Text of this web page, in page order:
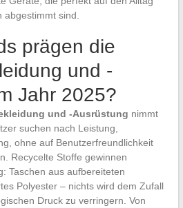
sind.
prägen die
und -
Jahr 2025?
und -Ausrüstung nimmt
suchen nach Leistung,
ohne auf Benutzerfreundlichkeit
Recycelte Stoffe gewinnen
Taschen aus aufbereiteten
Polyester – nichts wird dem Zufall
Druck zu verringern. Von